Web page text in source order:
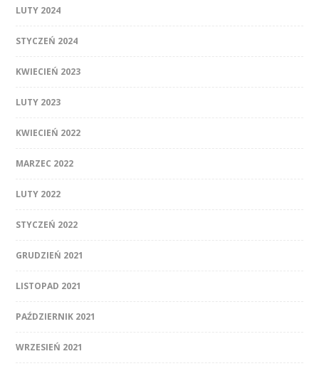
LUTY 2024
STYCZEŃ 2024
KWIECIEŃ 2023
LUTY 2023
KWIECIEŃ 2022
MARZEC 2022
LUTY 2022
STYCZEŃ 2022
GRUDZIEŃ 2021
LISTOPAD 2021
PAŹDZIERNIK 2021
WRZESIEŃ 2021